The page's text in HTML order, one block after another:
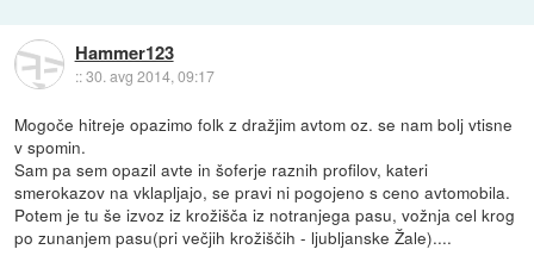
Hammer123
::30. avg 2014, 09:17
Mogoče hitreje opazimo folk z dražjim avtom oz. se nam bolj vtisne
v spomin.
Sam pa sem opazil avte in šoferje raznih profilov, kateri
smerokazov na vklapljajo, se pravi ni pogojeno s ceno avtomobila.
Potem je tu še izvoz iz krožišča iz notranjega pasu, vožnja cel krog
po zunanjem pasu(pri večjih krožiščih - ljubljanske Žale)....